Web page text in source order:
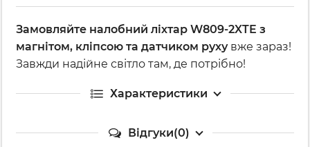
Замовляйте налобний ліхтар W809-2XTE з
магнітом, кліпсою та датчиком рухувже зараз!
Завжди надійне світло там, де потрібно!
Характеристики
Відгуки(0)